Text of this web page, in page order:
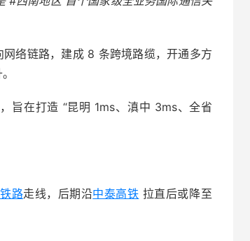
络链路，建成 8 条跨境路缆，开通多方
旨在打造 “昆明 1ms、滇中 3ms、全省
路走线，后期沿中泰高铁 拉直后或降至